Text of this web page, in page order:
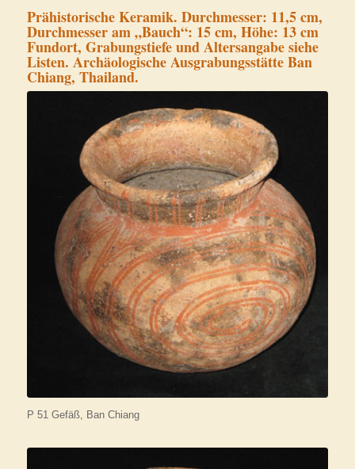
Prähistorische Keramik. Durchmesser: 11,5 cm,
Durchmesser am „Bauch“: 15 cm, Höhe: 13 cm
Fundort, Grabungstiefe und Altersangabe siehe
Listen. Archäologische Ausgrabungsstätte Ban
Chiang, Thailand.
P 51 Gefäß, Ban Chiang